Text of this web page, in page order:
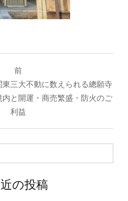
前
三大不動に数えられる總願寺
と開運・商売繁盛・防火のご
利益
の投稿